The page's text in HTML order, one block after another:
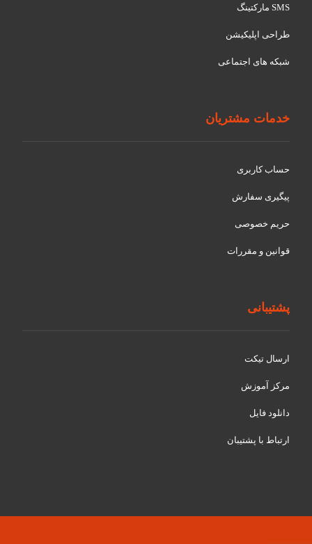
SMS مارکتینگ
طراحی اپلیکیشن
شبکه های اجتماعی
خدمات مشتریان
حساب کاربری
پیگیری سفارش
حریم خصوصی
قوانین و مقررات
پشتیبانی
ارسال تیکت
مرکز آموزش
دانلود فایل
ارتباط با پشتیبان